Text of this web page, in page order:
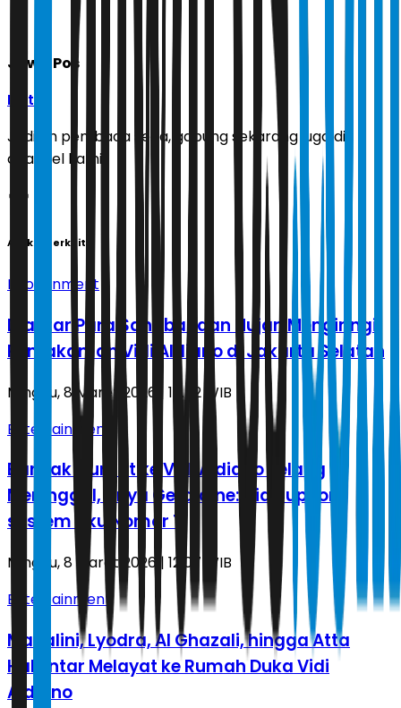
Jawa Pos
Ikuti
Jadilah pembaca setia, gabung sekarang juga di
channel kami!
Artikel Terkait
Infotainment
Diantar Para Sahabat dan Hujan Mengiringi
Pemakaman Vidi Aldiano di Jakarta Selatan
Minggu, 8 Maret 2026 | 17.52 WIB
Entertainment
Banyak Curhat ke Vidi Aldiano Jelang
Meninggal, Anya Geraldine: Dia Support
system Aku Nomor 1
Minggu, 8 Maret 2026 | 12.07 WIB
Entertainment
Mahalini, Lyodra, Al Ghazali, hingga Atta
Halilintar Melayat ke Rumah Duka Vidi
Aldiano